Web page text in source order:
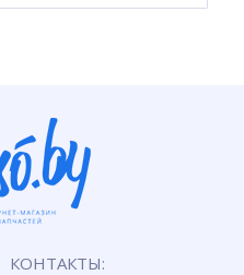
КОНТАКТЫ: